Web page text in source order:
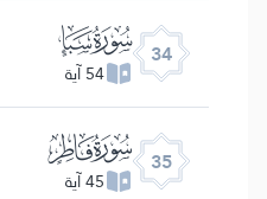
34 ﮮ
54 آية
35 ﮯ
45 آية